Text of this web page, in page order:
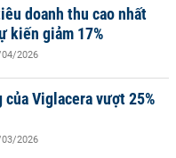
doanh thu cao nhất
kiến giảm 17%
04/2026
Viglacera vượt 25%
03/2026